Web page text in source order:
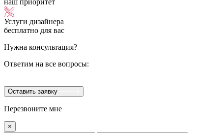
Услуги дизайнера
бесплатно для вас
Нужна консультация?
Ответим на все вопросы:
Оставить заявку
Перезвоните мне
×